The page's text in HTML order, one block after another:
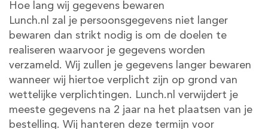
Hoe lang wij gegevens bewaren
Lunch.nl zal je persoonsgegevens niet langer
bewaren dan strikt nodig is om de doelen te
realiseren waarvoor je gegevens worden
verzameld. Wij zullen je gegevens langer bewaren
wanneer wij hiertoe verplicht zijn op grond van
wettelijke verplichtingen. Lunch.nl verwijdert je
meeste gegevens na 2 jaar na het plaatsen van je
bestelling. Wij hanteren deze termijn voor